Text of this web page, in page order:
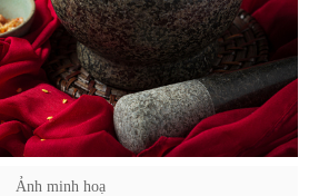
Ảnh minh hoạ